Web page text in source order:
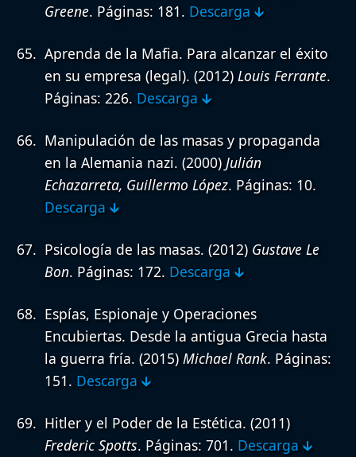
Greene. Páginas: 181. Descarga 🡳
Aprenda de la Mafia. Para alcanzar el éxito
en su empresa (legal). (2012) Louis Ferrante.
Páginas: 226. Descarga 🡳
Manipulación de las masas y propaganda
en la Alemania nazi. (2000) Julián
Echazarreta, Guillermo López. Páginas: 10.
Descarga 🡳
Psicología de las masas. (2012) Gustave Le
Bon. Páginas: 172. Descarga 🡳
Espías, Espionaje y Operaciones
Encubiertas. Desde la antigua Grecia hasta
la guerra fría. (2015) Michael Rank. Páginas:
151. Descarga 🡳
Hitler y el Poder de la Estética. (2011)
Frederic Spotts. Páginas: 701. Descarga 🡳